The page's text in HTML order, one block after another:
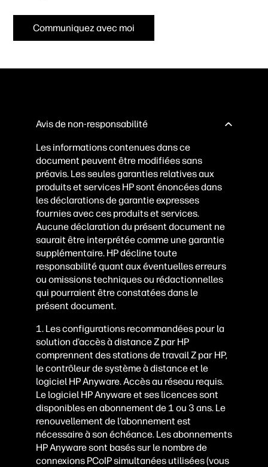
Communiquez avec moi
Avis de non-responsabilité
Les informations contenues dans ce
document peuvent être modifiées sans
préavis. Les seules garanties relatives aux
produits et services HP sont énoncées dans
les déclarations de garantie expresses
fournies avec ces produits et services.
Aucune déclaration du présent document ne
saurait être interprétée comme une garantie
supplémentaire. HP décline toute
responsabilité quant aux éventuelles erreurs
ou omissions techniques ou rédactionnelles
qui pourraient être constatées dans le
présent document.
1. Les configurations recommandées pour la
solution d’accès à distance Z par HP
comprennent des stations de travail Z par HP,
le contrôleur de système à distance et le
logiciel HP Anyware. Accès au réseau requis.
Le logiciel HP Anyware et ses licences sont
disponibles en abonnement de 1 ou 3 ans. Le
renouvellement de l’abonnement est
nécessaire à son échéance. Les abonnements
HP Anyware sont basés sur le nombre de
connexions PCoIP simultanées utilisées (vous